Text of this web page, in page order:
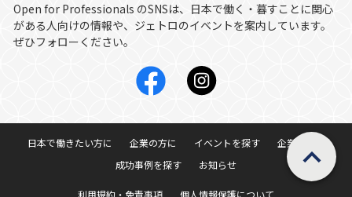
Open for Professionals のSNSは、日本で働く・暮すことに関心
がある人向けの情報や、ジェトロのイベントを案内しています。
ぜひフォローください。
ページの先頭へ戻
日本で働きたい方に 企業の方に イベントを探す
企業を探す
成功事例を探す
お知らせ
利用規約・免責事項 個人情報保護について